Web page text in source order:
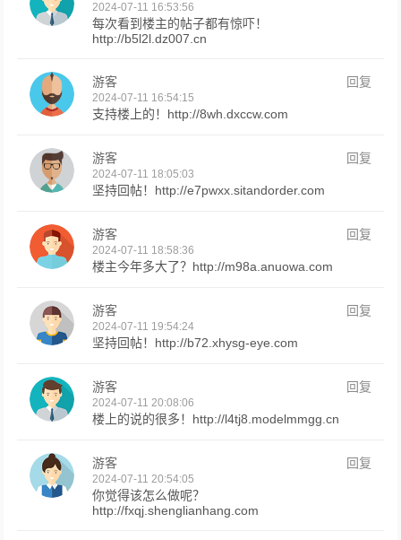
2024-07-11 16:53:56
每次看到楼主的帖子都有惊吓！
http://b5l2l.dz007.cn
游客 回复
2024-07-11 16:54:15
支持楼上的！http://8wh.dxccw.com
游客 回复
2024-07-11 18:05:03
坚持回帖！http://e7pwxx.sitandorder.com
游客 回复
2024-07-11 18:58:36
楼主今年多大了？http://m98a.anuowa.com
游客 回复
2024-07-11 19:54:24
坚持回帖！http://b72.xhysg-eye.com
游客 回复
2024-07-11 20:08:06
楼上的说的很多！http://l4tj8.modelmmgg.cn
游客 回复
2024-07-11 20:54:05
你觉得该怎么做呢？
http://fxqj.shenglianhang.com